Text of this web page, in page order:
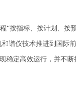
按指标、按计划、按
谱仪技术推进到国际
稳定高效运行，并不